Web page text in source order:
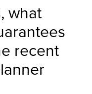
what
recent